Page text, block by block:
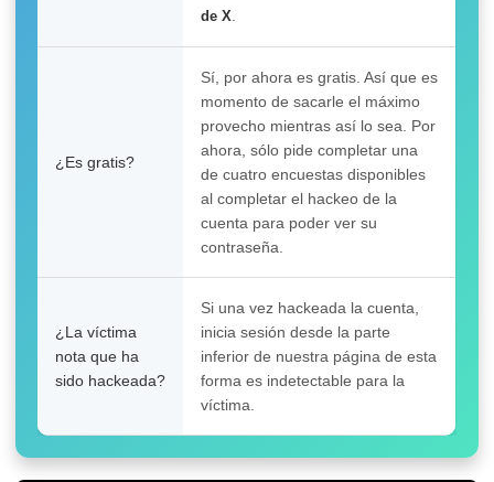
de X
¿Es gratis?
Sí, por ahora es gratis. Así que es
momento de sacarle el máximo
provecho mientras así lo sea. Por
ahora, sólo pide completar una
de cuatro encuestas disponibles
al completar el hackeo de la
cuenta para poder ver su
contraseña.
¿La víctima
nota que ha
sido hackeada?
Si una vez hackeada la cuenta,
inicia sesión desde la parte
inferior de nuestra página de esta
forma es indetectable para la
víctima.